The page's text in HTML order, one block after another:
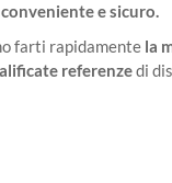
e sicuro.
farti rapidamente la
referenzedi